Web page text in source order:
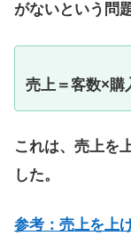
がないという問
売上＝客数×購
これは、売上を
した。
参考：売上を上